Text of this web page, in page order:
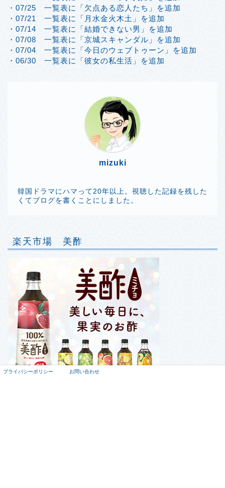
・07/25 一覧表に「欠点ある恋人たち」を追加
・07/21 一覧表に「月水金火木土」を追加
・07/14 一覧表に「結婚できない男」を追加
・07/08 一覧表に「京城スキャンダル」を追加
・07/04 一覧表に「今日のウェブトゥーン」を追加
・06/30 一覧表に「彼女の私生活」を追加
mizuki
韓国ドラマにハマって20年以上。視聴した記録を残した
くてブログを書くことにしました。
楽天市場 美酢
プライバシーポリシー お問い合わせ